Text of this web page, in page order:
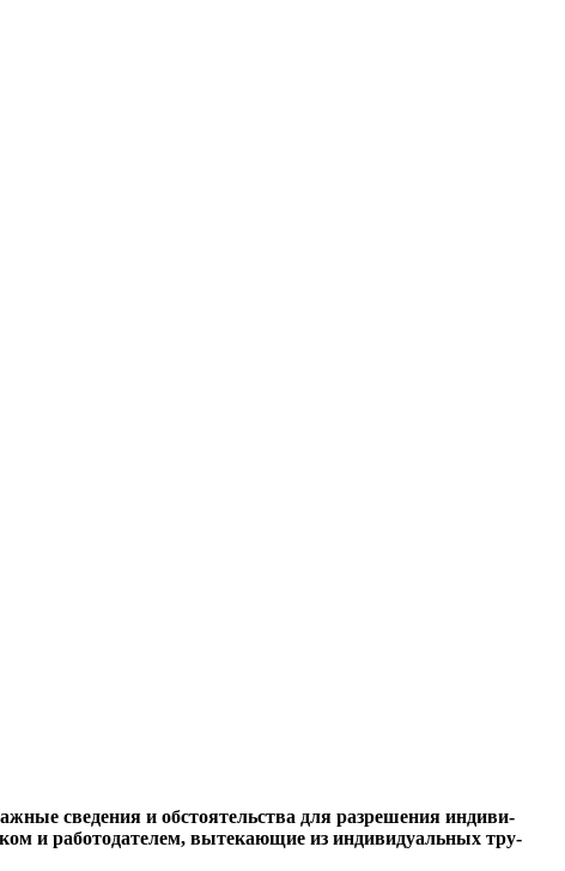
сведения и обстоя­тельства для разрешения индиви­
и работодателем, вы­текающие из индивидуальных тру­